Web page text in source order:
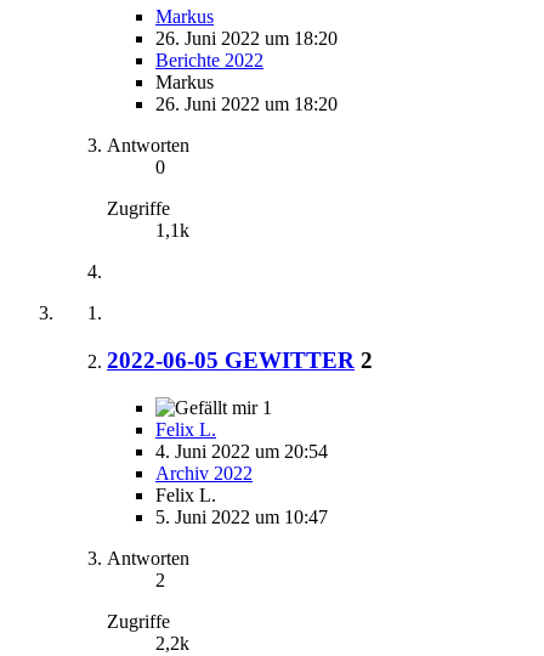
Markus
26. Juni 2022 um 18:20
Berichte 2022
Markus
26. Juni 2022 um 18:20
Antworten
0
Zugriffe
1,1k
2022-06-05 GEWITTER 2
1
Felix L.
4. Juni 2022 um 20:54
Archiv 2022
Felix L.
5. Juni 2022 um 10:47
Antworten
2
Zugriffe
2,2k